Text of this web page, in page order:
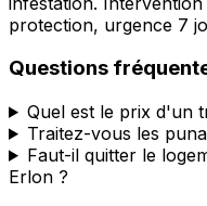
protection, urgence 7
Questions
Quel est le prix d'un
Traitez-vous les
Faut-il quitter le
Erlon ?